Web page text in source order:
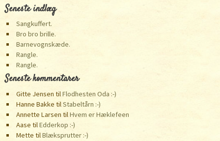
Seneste indlæg
Sangkuffert.
Bro bro brille.
Barnevognskæde.
Rangle.
Rangle.
Seneste kommentarer
Gitte Jensen tilFlodhesten Oda :-)
Hanne Bakke tilStabeltårn :-)
Annette Larsen tilHvem er Hæklefeen
Aase tilEdderkop :-)
Mette tilBlæksprutter :-)